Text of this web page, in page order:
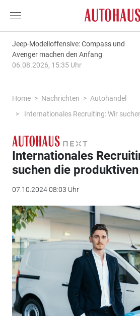
Jeep-Modelloffensive: Compass und
Avenger machen den Anfang
06.08.2026, 15:35 Uhr
Home Nachrichten
Autohandel
Internationales Recruiting: Wir
Internationales
suchen die
07.10.2024 08:03 Uhr